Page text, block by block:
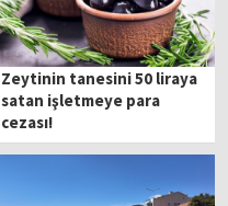
Zeytinin tanesini 50 liraya
satan işletmeye para
cezası!